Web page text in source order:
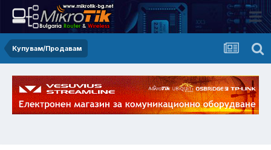
Купувам/Продавам